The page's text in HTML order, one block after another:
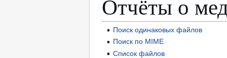
Отчёты о
Поиск одинаковых файлов
Поиск по MIME
Список файлов